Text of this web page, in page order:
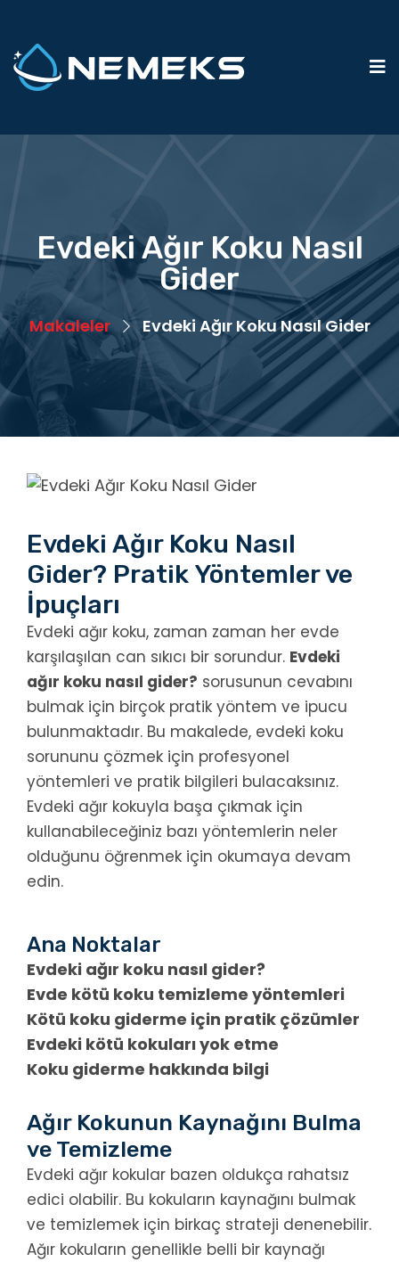
Evdeki Ağır Koku Nasıl
Gider
Makaleler Evdeki Ağır Koku Nasıl Gider
Evdeki Ağır Koku Nasıl
Gider? Pratik Yöntemler ve
İpuçları
Evdeki ağır koku, zaman zaman her evde
karşılaşılan can sıkıcı bir sorundur. Evdeki
ağır koku nasıl gider? sorusunun cevabını
bulmak için birçok pratik yöntem ve ipucu
bulunmaktadır. Bu makalede, evdeki koku
sorununu çözmek için profesyonel
yöntemleri ve pratik bilgileri bulacaksınız.
Evdeki ağır kokuyla başa çıkmak için
kullanabileceğiniz bazı yöntemlerin neler
olduğunu öğrenmek için okumaya devam
edin.
Ana Noktalar
Evdeki ağır koku nasıl gider?
Evde kötü koku temizleme yöntemleri
Kötü koku giderme için pratik çözümler
Evdeki kötü kokuları yok etme
Koku giderme hakkında bilgi
Ağır Kokunun Kaynağını Bulma
ve Temizleme
Evdeki ağır kokular bazen oldukça rahatsız
edici olabilir. Bu kokuların kaynağını bulmak
ve temizlemek için birkaç strateji denenebilir.
Ağır kokuların genellikle belli bir kaynağı